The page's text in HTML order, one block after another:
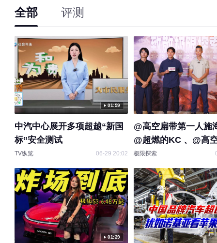
变速箱
-
全部 评测
01:59
中汽中心展开多项超越“新国
标”安全测试
TV纵览 06-29 20:02
@高空扁带第一人施
@超燃的KC 、@高
何锦毅 、@云端行
世锦赛备战中 四位扁带探索
者通过极限会客厅特
分享：极限探索是在
的底线之上，不断创
打破记录、燃烧热情
我；从陆地到水上再
极限探索
01:29